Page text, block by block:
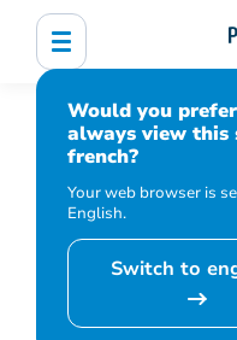
Would you
always view this
french?
Your web browser is
English.
Switch to
Accueil Taxes et
foncière